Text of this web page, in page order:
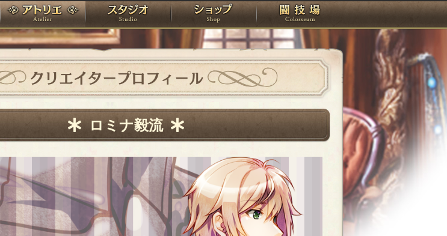
ローレット アトリエ スタジオ ショップ 闘技場
クリエイタープロフィール
ロミナ毅流